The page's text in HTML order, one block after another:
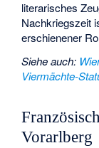
literarisches
Nachkriegszeit
erschienener
Siehe auch:
Viermächte-
Vorarlberg